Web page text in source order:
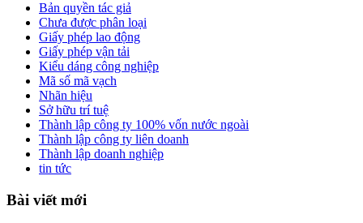
Bản quyền tác giả
Chưa được phân loại
Giấy phép lao động
Giấy phép vận tải
Kiểu dáng công nghiệp
Mã số mã vạch
Nhãn hiệu
Sở hữu trí tuệ
Thành lập công ty 100% vốn nước ngoài
Thành lập công ty liên doanh
Thành lập doanh nghiệp
tin tức
Bài viết mới